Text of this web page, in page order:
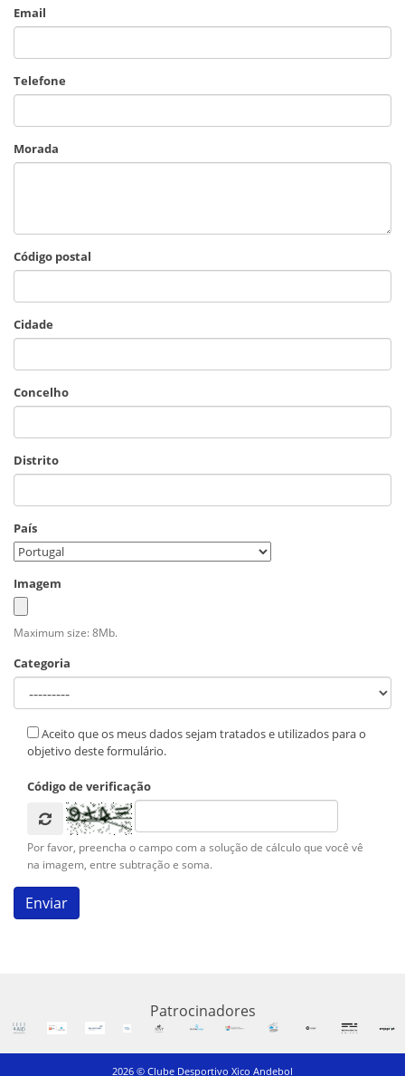
Email
Telefone
Morada
Código postal
Cidade
Concelho
Distrito
País
Imagem
Maximum size: 8Mb.
Categoria
Aceito que os meus dados sejam tratados e utilizados para o
objetivo deste formulário.
Código de verificação
Por favor, preencha o campo com a solução de cálculo que você vê
na imagem, entre subtração e soma.
Patrocinadores
2026 © Clube Desportivo Xico Andebol